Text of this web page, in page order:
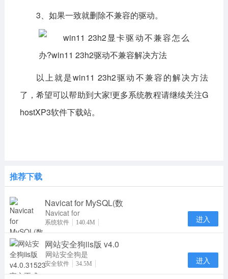
3、如果一致就删除不兼容的驱动。
以上就是win11 23h2驱动不兼容的解决方法
了，希望可以帮助到大家!更多系统教程请继续关注G
hostXP3软件下载站。
推荐下载
Navicat for MySQL(数
Navicat for
MySQL15是
MySQL数据
库研发推
系统软件 140.4M 进入
网站安全狗iis版 v4.0
网站安全狗是
一款集网站内
安全软件 34.5M 进入